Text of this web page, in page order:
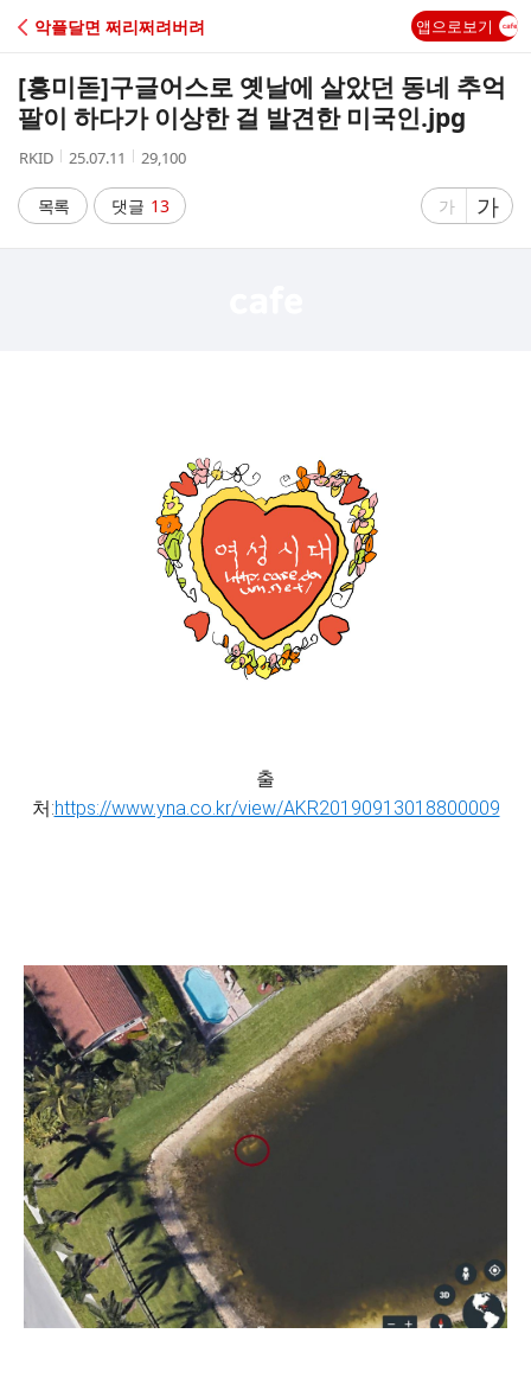
C
A
악플달면 쩌리쩌려버려 앱으로보기
[흥미돋]구글어스로 옛날에 살았던 동네 추억
팔이 하다가 이상한 걸 발견한 미국인.jpg
작
자
RKID
작
시
간
25.07.11
조
수
29,100
목록 댓글 13
글
가
글
자
가
출
처:https://www.yna.co.kr/view/AKR20190913018800009